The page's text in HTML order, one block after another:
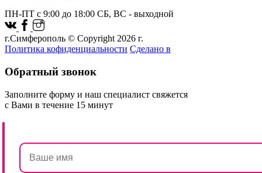
ПН-ПТ с 9:00 до 18:00 СБ, ВС - выходной
г.Симферополь © Copyright 2026 г.
Политика кофиденциальности Сделано в
Обратный звонок
Заполните форму и наш специалист свяжется
с Вами в течение 15 минут